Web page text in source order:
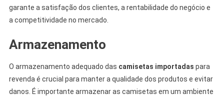
garante a satisfação dos clientes, a rentabilidade do negócio e
a competitividade no mercado.
Armazenamento
O armazenamento adequado das camisetas importadas para
revenda é crucial para manter a qualidade dos produtos e evitar
danos. É importante armazenar as camisetas em um ambiente